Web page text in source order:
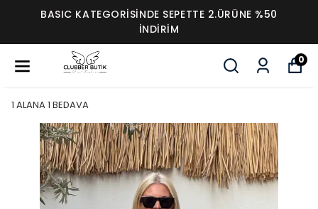
BASIC KATEGORİSİNDE SEPETTE 2.ÜRÜNE %50
İNDİRİM
0
1 ALANA 1 BEDAVA